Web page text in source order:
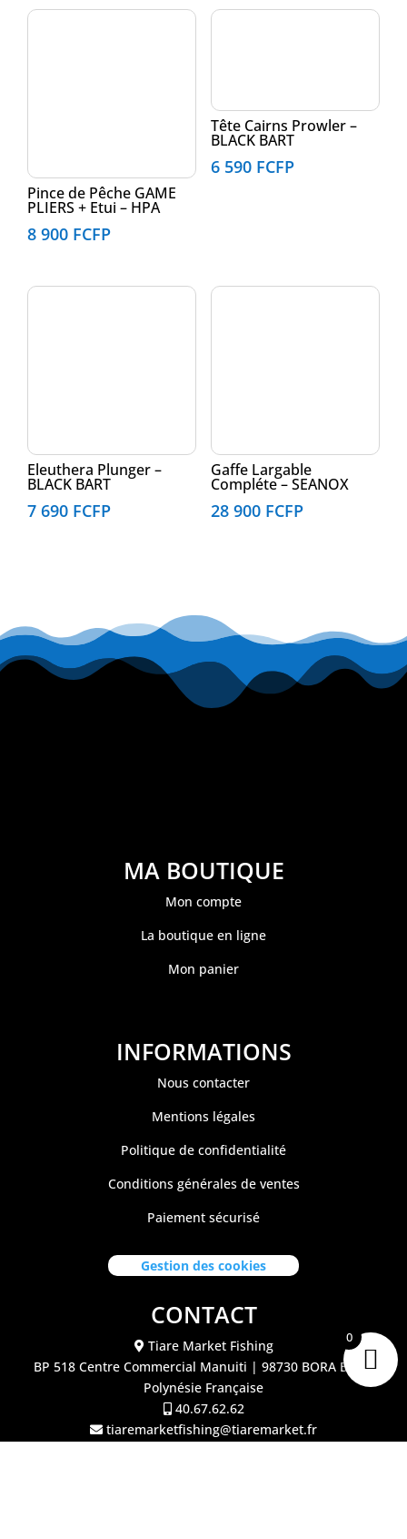
Pince de Pêche GAME
PLIERS + Etui – HPA
8 900 FCFP
Tête Cairns Prowler –
BLACK BART
6 590 FCFP
Eleuthera Plunger –
BLACK BART
7 690 FCFP
Gaffe Largable
Compléte – SEANOX
28 900 FCFP
MA BOUTIQUE
Mon compte
La boutique en ligne
Mon panier
INFORMATIONS
Nous contacter
Mentions légales
Politique de confidentialité
Conditions générales de ventes
Paiement sécurisé
Gestion des cookies
CONTACT
Tiare Market Fishing
BP 518 Centre Commercial Manuiti | 98730 BORA BORA
Polynésie Française
40.67.62.62
tiaremarketfishing@tiaremarket.fr
0